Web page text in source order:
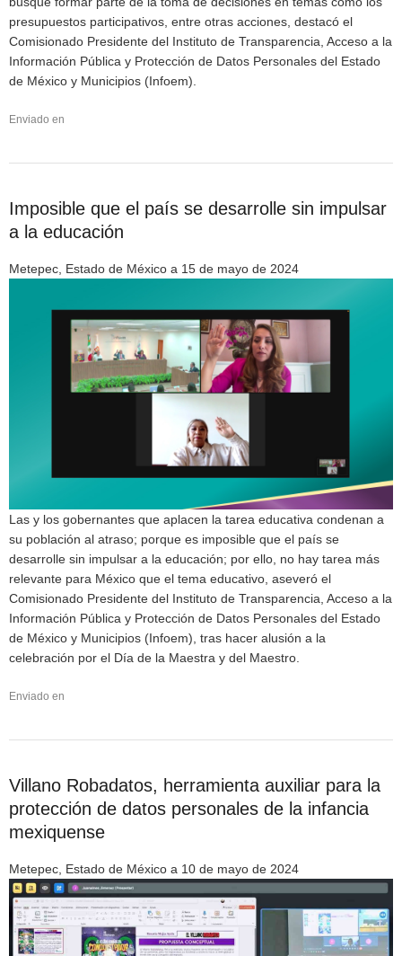
presupuestos participativos, entre otras acciones, destacó el
Comisionado Presidente del Instituto de Transparencia, Acceso a la
Información Pública y Protección de Datos Personales del Estado
de México y Municipios (Infoem).
Enviado en
Imposible que el país se desarrolle sin impulsar
a la educación
Metepec, Estado de México a 15 de mayo de 2024
Las y los gobernantes que aplacen la tarea educativa condenan a
su población al atraso; porque es imposible que el país se
desarrolle sin impulsar a la educación; por ello, no hay tarea más
relevante para México que el tema educativo, aseveró el
Comisionado Presidente del Instituto de Transparencia, Acceso a la
Información Pública y Protección de Datos Personales del Estado
de México y Municipios (Infoem), tras hacer alusión a la
celebración por el Día de la Maestra y del Maestro.
Enviado en
Villano Robadatos, herramienta auxiliar para la
protección de datos personales de la infancia
mexiquense
Metepec, Estado de México a 10 de mayo de 2024